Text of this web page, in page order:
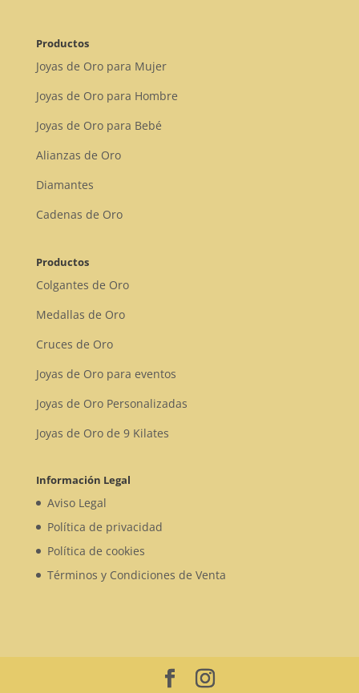
Productos
Joyas de Oro para Mujer
Joyas de Oro para Hombre
Joyas de Oro para Bebé
Alianzas de Oro
Diamantes
Cadenas de Oro
Productos
Colgantes de Oro
Medallas de Oro
Cruces de Oro
Joyas de Oro para eventos
Joyas de Oro Personalizadas
Joyas de Oro de 9 Kilates
Información Legal
Aviso Legal
Política de privacidad
Política de cookies
Términos y Condiciones de Venta